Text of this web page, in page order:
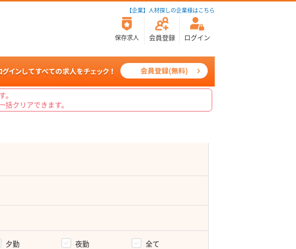
【企業】人材探しの企業様はこちら
保存求人 会員登録 ログイン
クリアできます。
夕勤 夜勤 全て